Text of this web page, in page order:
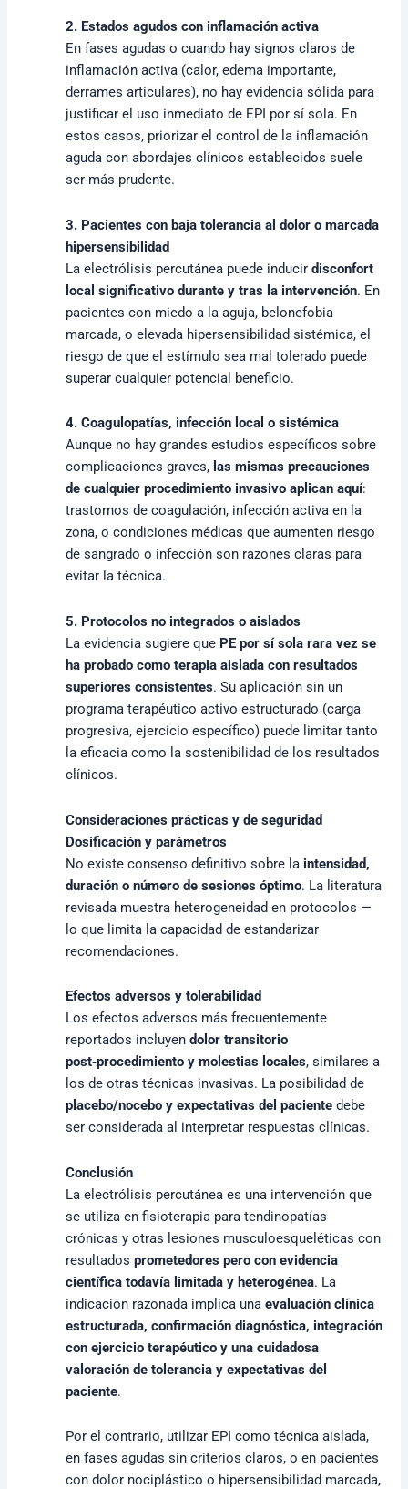
2. Estados agudos con inflamación activa
En fases agudas o cuando hay signos claros de
inflamación activa (calor, edema importante,
derrames articulares), no hay evidencia sólida para
justificar el uso inmediato de EPI por sí sola. En
estos casos, priorizar el control de la inflamación
aguda con abordajes clínicos establecidos suele
ser más prudente.
3. Pacientes con baja tolerancia al dolor o marcada
hipersensibilidad
La electrólisis percutánea puede inducir disconfort
local significativo durante y tras la intervención. En
pacientes con miedo a la aguja, belonefobia
marcada, o elevada hipersensibilidad sistémica, el
riesgo de que el estímulo sea mal tolerado puede
superar cualquier potencial beneficio.
4. Coagulopatías, infección local o sistémica
Aunque no hay grandes estudios específicos sobre
complicaciones graves, las mismas precauciones
de cualquier procedimiento invasivo aplican aquí:
trastornos de coagulación, infección activa en la
zona, o condiciones médicas que aumenten riesgo
de sangrado o infección son razones claras para
evitar la técnica.
5. Protocolos no integrados o aislados
La evidencia sugiere que PE por sí sola rara vez se
ha probado como terapia aislada con resultados
superiores consistentes. Su aplicación sin un
programa terapéutico activo estructurado (carga
progresiva, ejercicio específico) puede limitar tanto
la eficacia como la sostenibilidad de los resultados
clínicos.
Consideraciones prácticas y de seguridad
Dosificación y parámetros
No existe consenso definitivo sobre la intensidad,
duración o número de sesiones óptimo. La literatura
revisada muestra heterogeneidad en protocolos —
lo que limita la capacidad de estandarizar
recomendaciones.
Efectos adversos y tolerabilidad
Los efectos adversos más frecuentemente
reportados incluyen dolor transitorio
post‑procedimiento y molestias locales, similares a
los de otras técnicas invasivas. La posibilidad de
placebo/nocebo y expectativas del pacientedebe
ser considerada al interpretar respuestas clínicas.
Conclusión
La electrólisis percutánea es una intervención que
se utiliza en fisioterapia para tendinopatías
crónicas y otras lesiones musculoesqueléticas con
resultados prometedores pero con evidencia
científica todavía limitada y heterogénea. La
indicación razonada implica una evaluación clínica
estructurada, confirmación diagnóstica, integración
con ejercicio terapéutico y una cuidadosa
valoración de tolerancia y expectativas del
paciente.
Por el contrario, utilizar EPI como técnica aislada,
en fases agudas sin criterios claros, o en pacientes
con dolor nociplástico o hipersensibilidad marcada,